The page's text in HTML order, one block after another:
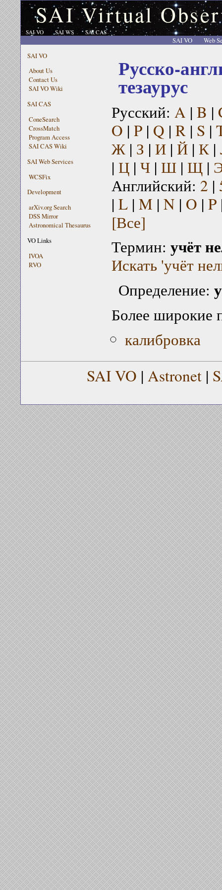
SAI Virtual
SAI VO SAI WS SAI CAS
SAI VO
Web
SAI VO
About Us
Contact Us
SAI VO Wiki
SAI CAS
ConeSearch
CrossMatch
Program Access
SAI CAS Wiki
SAI Web Services
WCSFix
Development
arXiv.org Search
DSS Mirror
Astronomical Thesaurus
VO Links
IVOA
RVO
Русско-
тезаурус
Русский: A | B |
O | P| Q | R| S |
Ж| З | И| Й| К|
| Ц| Ч| Ш| Щ|
Английский: 2 |
| L| M | N | O | P
[Все]
Термин: учёт
Искать 'учёт
Определение:
Более широкие
калибровка
SAI VO | Astronet |